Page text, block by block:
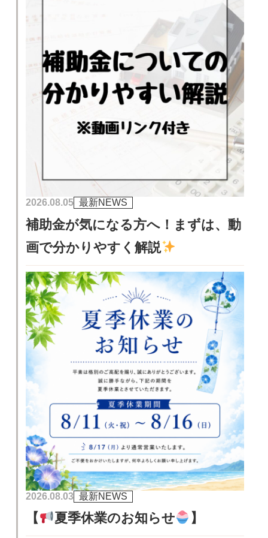
2026.08.05 最新NEWS
補助金が気になる方へ！まずは、動
画で分かりやすく解説
2026.08.03 最新NEWS
【 夏季休業のお知らせ 】